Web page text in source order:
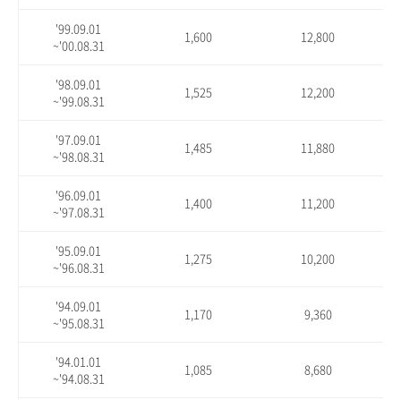
'99.09.01
~'00.08.31
1,600 12,800
'98.09.01
~'99.08.31
1,525 12,200
'97.09.01
~'98.08.31
1,485 11,880
'96.09.01
~'97.08.31
1,400 11,200
'95.09.01
~'96.08.31
1,275 10,200
'94.09.01
~'95.08.31
1,170 9,360
'94.01.01
~'94.08.31
1,085 8,680